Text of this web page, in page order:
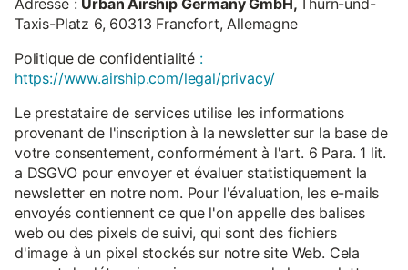
Taxis-Platz 6, 60313 Francfort, Allemagne
Politique de confidentialité :
https://www.airship.com/legal/privacy/
Le prestataire de services utilise les informations
provenant de l'inscription à la newsletter sur la base de
votre consentement, conformément à l'art. 6 Para. 1 lit.
a DSGVO pour envoyer et évaluer statistiquement la
newsletter en notre nom. Pour l'évaluation, les e-mails
envoyés contiennent ce que l'on appelle des balises
web ou des pixels de suivi, qui sont des fichiers
d'image à un pixel stockés sur notre site Web. Cela